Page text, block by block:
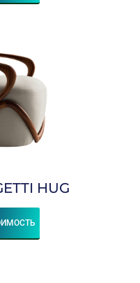
HUG